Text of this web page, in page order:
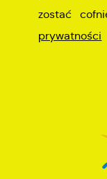
zostać
prywatności